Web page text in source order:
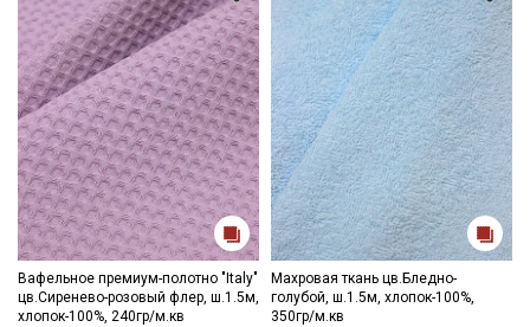
Вафельное премиум-полотно "Italy"
цв.Сиренево-розовый флер, ш.1.5м,
хлопок-100%, 240гр/м.кв
Махровая ткань цв.Бледно-
голубой, ш.1.5м, хлопок-100%,
350гр/м.кв